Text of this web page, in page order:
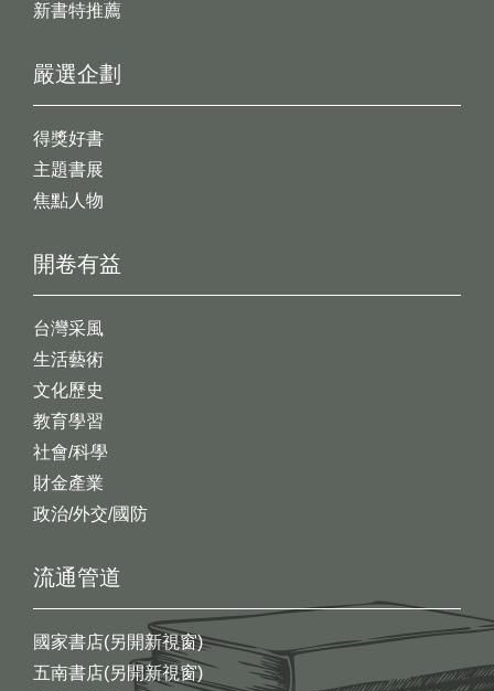
新書特推薦
開卷有益
台灣采風
生活藝術
文化歷史
教育學習
社會/科學
財金產業
政治/外交/國防
嚴選企劃
得獎好書
主題書展
焦點人物
流通管道
國家書店(另開新視窗)
五南書店(另開新視窗)